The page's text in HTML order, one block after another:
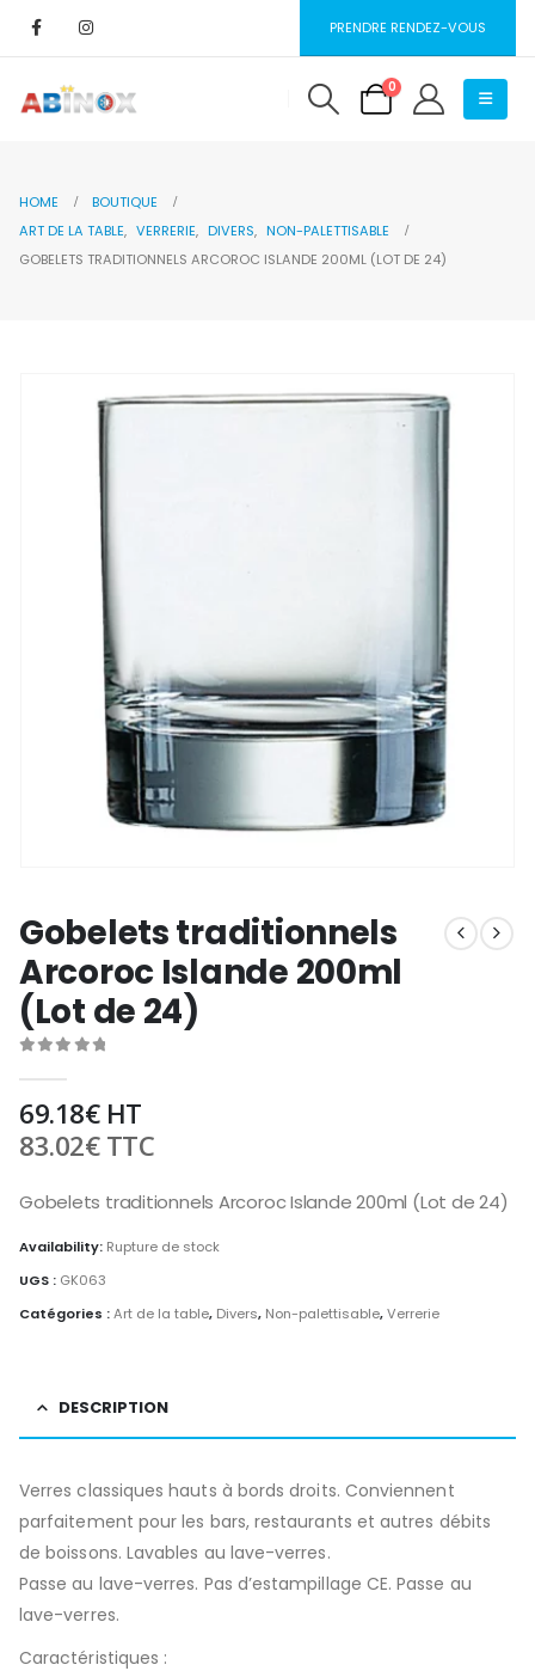
PRENDRE RENDEZ-VOUS
0
HOME
BOUTIQUE
ART DE LA TABLE, VERRERIE, DIVERS, NON-PALETTISABLE
GOBELETS TRADITIONNELS ARCOROC ISLANDE 200ML (LOT DE 24)
Gobelets traditionnels
Arcoroc Islande 200ml
(Lot de 24)
69.18€HT
83.02€TTC
Gobelets traditionnels Arcoroc Islande 200ml (Lot de 24)
Availability: Rupture de stock
UGS : GK063
Catégories :Art de la table, Divers, Non-palettisable,Verrerie
DESCRIPTION
Verres classiques hauts à bords droits. Conviennent
parfaitement pour les bars, restaurants et autres débits
de boissons. Lavables au lave-verres.
Passe au lave-verres. Pas d’estampillage CE. Passe au
lave-verres.
Caractéristiques :